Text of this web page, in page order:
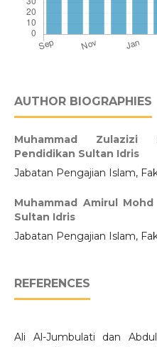
AUTHOR BIOGRAPHIES
Muhammad
Pendidikan Sultan Idris
Jabatan Pengajian Islam,
Muhammad Amirul Mohd
Sultan Idris
Jabatan Pengajian Islam,
REFERENCES
Ali Al-Jumbulati dan